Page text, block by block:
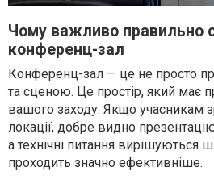
Чому важливо правильно
конференц-зал
Конференц-зал — це не просто
та сценою. Це простір, який має
вашого заходу. Якщо учасникам
локації, добре видно
а технічні питання вирішуються
проходить значно ефективніше.